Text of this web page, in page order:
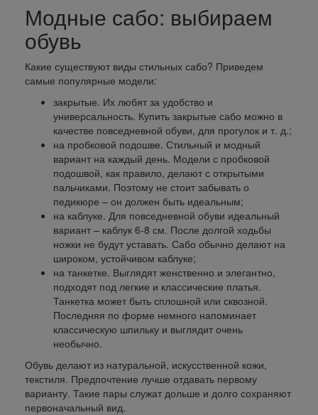
Модные сабо: выбираем
обувь
Какие существуют виды стильных сабо? Приведем
самые популярные модели:
закрытые. Их любят за удобство и
универсальность. Купить закрытые сабо можно в
качестве повседневной обуви, для прогулок и т. д.;
на пробковой подошве. Стильный и модный
вариант на каждый день. Модели с пробковой
подошвой, как правило, делают с открытыми
пальчиками. Поэтому не стоит забывать о
педикюре – он должен быть идеальным;
на каблуке. Для повседневной обуви идеальный
вариант – каблук 6-8 см. После долгой ходьбы
ножки не будут уставать. Сабо обычно делают на
широком, устойчивом каблуке;
на танкетке. Выглядят женственно и элегантно,
подходят под легкие и классические платья.
Танкетка может быть сплошной или сквозной.
Последняя по форме немного напоминает
классическую шпильку и выглядит очень
необычно.
Обувь делают из натуральной, искусственной кожи,
текстиля. Предпочтение лучше отдавать первому
варианту. Такие пары служат дольше и долго сохраняют
первоначальный вид.